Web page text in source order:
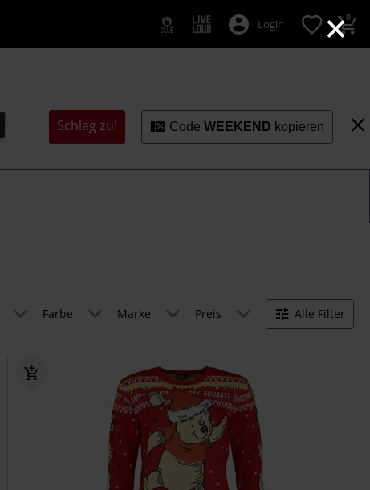
×
Login 0
Schlag zu! CodeWEEKEND kopieren
Farbe Marke Preis Alle Filter